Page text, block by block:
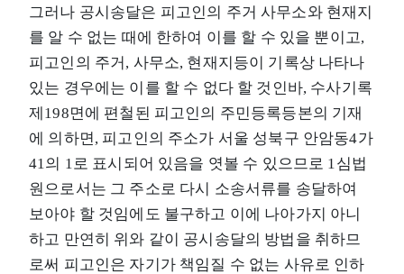
그러나 공시송달은 피고인의 주거 사무소와 현재지
를 알 수 없는 때에 한하여 이를 할 수 있을 뿐이고,
피고인의 주거, 사무소, 현재지등이 기록상 나타나
있는 경우에는 이를 할 수 없다 할 것인바, 수사기록
제198면에 편철된 피고인의 주민등록등본의 기재
에 의하면, 피고인의 주소가 서울 성북구 안암동4가
41의 1로 표시되어 있음을 엿볼 수 있으므로 1심법
원으로서는 그 주소로 다시 소송서류를 송달하여
보아야 할 것임에도 불구하고 이에 나아가지 아니
하고 만연히 위와 같이 공시송달의 방법을 취하므
로써 피고인은 자기가 책임질 수 없는 사유로 인하